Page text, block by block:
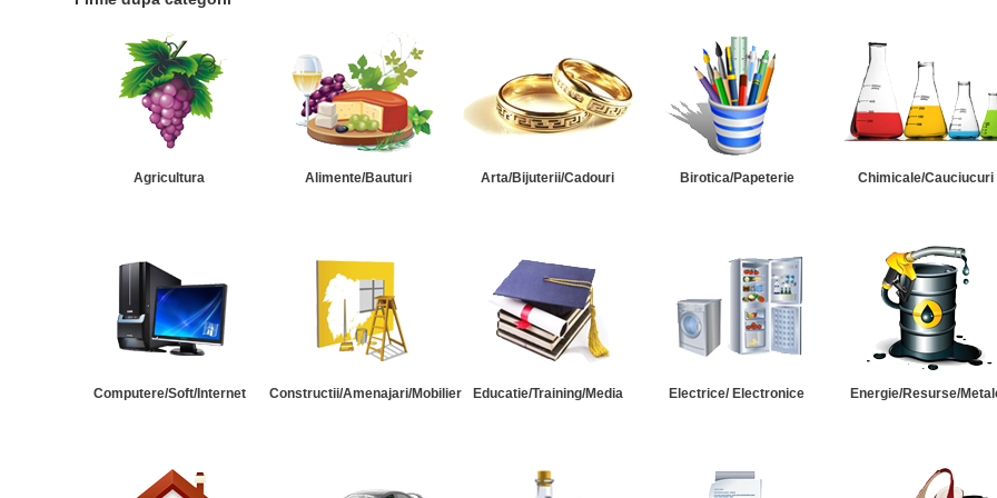
Agricultura Alimente/Bauturi Arta/Bijuterii/Cadouri Birotica/Papeterie Chimicale/Cauciucuri
Computere/Soft/Internet Constructii/Amenajari/Mobilier Educatie/Training/Media Electrice/ Electronice Energie/Resurse/